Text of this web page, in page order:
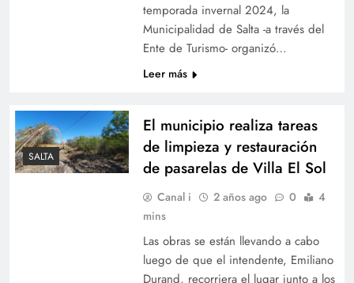
temporada invernal 2024, la
Municipalidad de Salta -a través del
Ente de Turismo- organizó…
Leer más
SALTA
El municipio realiza tareas
de limpieza y restauración
de pasarelas de Villa El Sol
Canal i 2 años ago 0
4
mins
Las obras se están llevando a cabo
luego de que el intendente, Emiliano
Durand, recorriera el lugar junto a los